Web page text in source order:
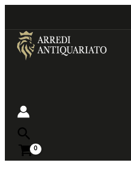
to
content
Near